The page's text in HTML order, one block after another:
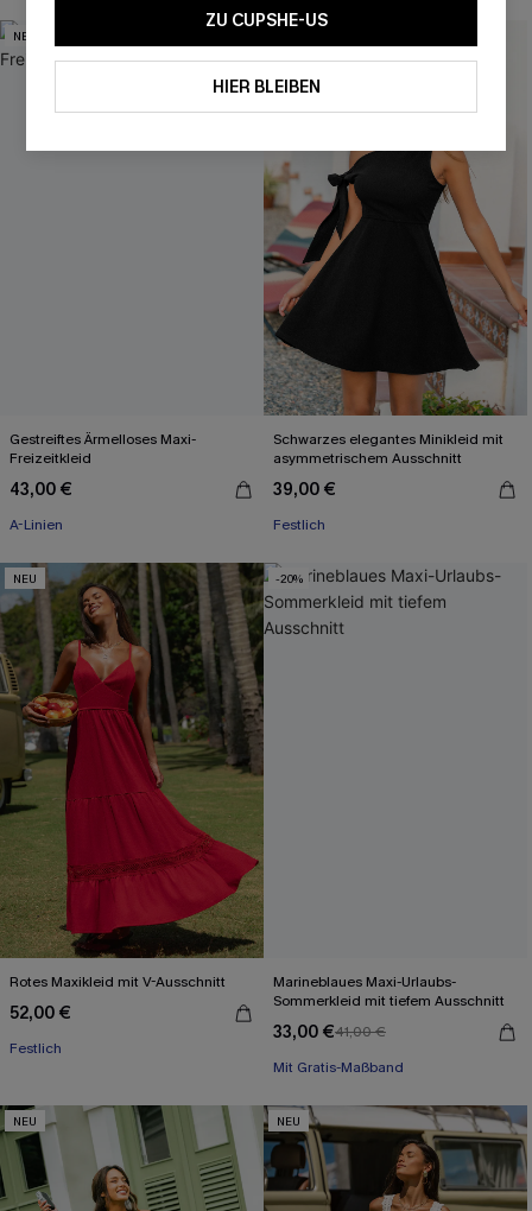
NEU
Gestreiftes Ärmelloses Maxi-
Freizeitkleid
43,00 €
A-Linien
Schwarzes elegantes Minikleid mit
asymmetrischem Ausschnitt
39,00 €
Festlich
NEU
Rotes Maxikleid mit V-Ausschnitt
52,00 €
Festlich
-20%
Marineblaues Maxi-Urlaubs-
Sommerkleid mit tiefem Ausschnitt
33,00 €41,00 €
Mit Gratis-Maßband
Festlich
NEU NEU
ZU CUPSHE-US
HIER BLEIBEN